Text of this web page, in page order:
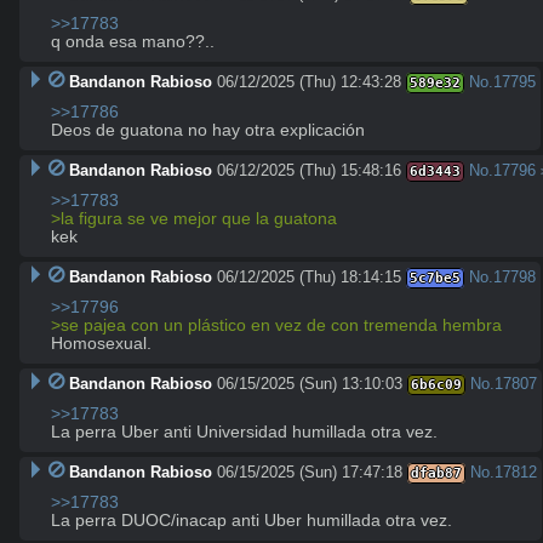
>>17783
q onda esa mano??..
Bandanon Rabioso 06/12/2025 (Thu) 12:43:28 589e32 No.17795
>>17786
Deos de guatona no hay otra explicación
Bandanon Rabioso 06/12/2025 (Thu) 15:48:16 6d3443 No.17796
>>17783
>la figura se ve mejor que la guatona
kek
Bandanon Rabioso 06/12/2025 (Thu) 18:14:15 5c7be5 No.17798
>>17796
>se pajea con un plástico en vez de con tremenda hembra
Homosexual.
Bandanon Rabioso 06/15/2025 (Sun) 13:10:03 6b6c09 No.17807
>>17783
La perra Uber anti Universidad humillada otra vez.
Bandanon Rabioso 06/15/2025 (Sun) 17:47:18 dfab87 No.17812
>>17783
La perra DUOC/inacap anti Uber humillada otra vez.